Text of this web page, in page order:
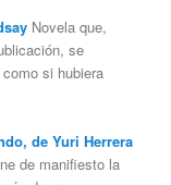
Novela que,
se
si hubiera
de Yuri Herrera
de manifiesto la